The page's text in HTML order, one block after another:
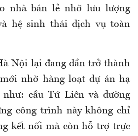
nhà bán lẻ nhờ lưu lượng
hệ sinh thái dịch vụ toàn
Nội lại đang dần trở thành
nhờ hàng loạt dự án hạ
cầu Tứ Liên và đường
công trình này không chỉ
kết nối mà còn hỗ trợ trực